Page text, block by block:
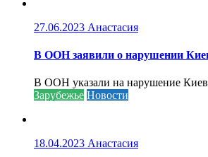
27.06.2023 Анастасия
В ООН заявили о нарушении
В ООН указали на нарушение
Зарубежье Новости
18.04.2023 Анастасия